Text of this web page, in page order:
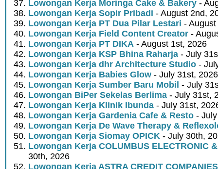
Lowongan Kerja Moringa Cake & Bakery -
Lowongan Kerja Sopir Pribadi - August 2nd,
Lowongan Kerja PT Dua Pilar Lestari -
Lowongan Kerja Field Content Creator -
Lowongan Kerja PT DIKA - August 1st, 2026
Lowongan Kerja KSP Bhina Raharja - July
Lowongan Kerja dhr Architecture Studio -
Lowongan Kerja Babies Glow - July 31st, 2026
Lowongan Kerja Sumber Baru Mobil - July
Lowongan BiPer Sekelas Berlima - July 31st,
Lowongan Kerja Klinik Ibunda - July 31st,
Lowongan Kerja Gardenia Cafe & Resto -
Lowongan Kerja De Wave Therapy &
Lowongan Kerja Siomay OPICK - July 30th,
Lowongan Kerja COLUMBUS ELECTRONIC
30th, 2026
Lowongan Kerja ASTRA CREDIT COMPANIES